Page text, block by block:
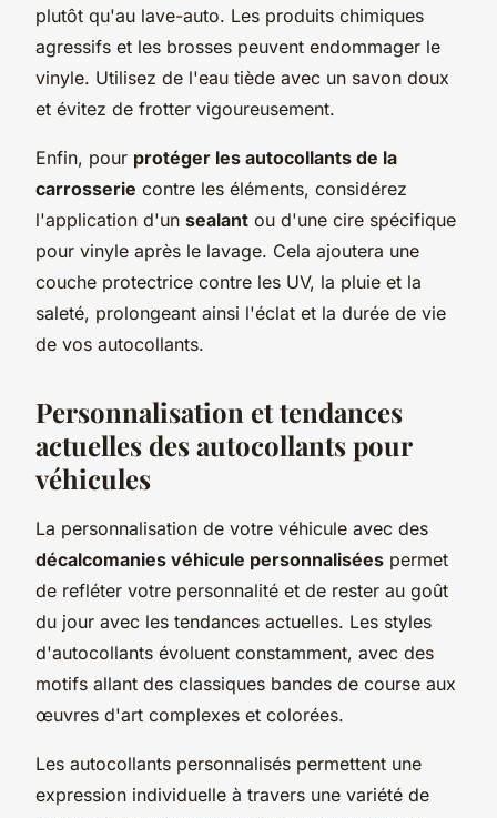
plutôt qu'au lave-auto. Les produits chimiques
agressifs et les brosses peuvent endommager le
vinyle. Utilisez de l'eau tiède avec un savon doux
et évitez de frotter vigoureusement.
Enfin, pour protéger les autocollants de la
carrosserie contre les éléments, considérez
l'application d'un sealant ou d'une cire spécifique
pour vinyle après le lavage. Cela ajoutera une
couche protectrice contre les UV, la pluie et la
saleté, prolongeant ainsi l'éclat et la durée de vie
de vos autocollants.
Personnalisation et tendances
actuelles des autocollants pour
véhicules
La personnalisation de votre véhicule avec des
décalcomanies véhicule personnalisées permet
de refléter votre personnalité et de rester au goût
du jour avec les tendances actuelles. Les styles
d'autocollants évoluent constamment, avec des
motifs allant des classiques bandes de course aux
œuvres d'art complexes et colorées.
Les autocollants personnalisés permettent une
expression individuelle à travers une variété de